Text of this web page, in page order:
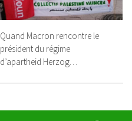
Quand Macron rencontre le
président du régime
d’apartheid Herzog…